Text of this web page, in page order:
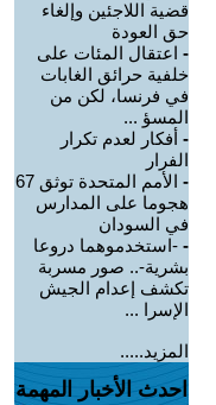
قضية اللاجئين وإلغاء
حق العودة
- اعتقال المئات على
خلفية حرائق الغابات
في فرنسا، لكن من
المسؤ ...
- أفكار لعدم تكرار
الفرار
-
الأمم المتحدة توثق 67
هجوما على المدارس
في السودان
- -استخدموهما دروعا
بشرية-.. صور مسربة
تكشف إعدام الجيش
الإسرا ...
المزيد.....
احدث الأخبار المهمة